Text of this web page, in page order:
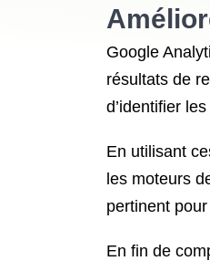
Google
résultats de
d’identifier
En utilisant
les moteurs
pertinent
En fin de